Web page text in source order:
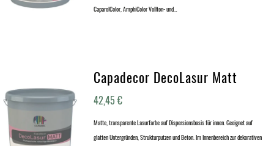
CaparolColor, AmphiColor Vollton- und…
Capadecor DecoLasur Matt
42,45€
Matte, transparente Lasurfarbe auf Dispersionsbasis für innen. Geeignet auf
glatten Untergründen, Strukturputzen und Beton. Im Innenbereich zur dekorativen